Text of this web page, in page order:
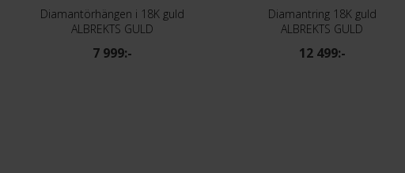
Diamantörhängen i 18K guld
ALBREKTS GULD
7 999:-
Diamantring 18K guld
ALBREKTS GULD
12 499:-